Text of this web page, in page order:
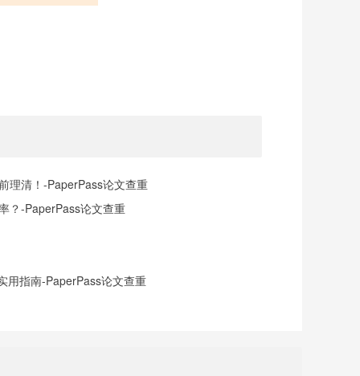
理清！-PaperPass论文查重
？-PaperPass论文查重
用指南-PaperPass论文查重